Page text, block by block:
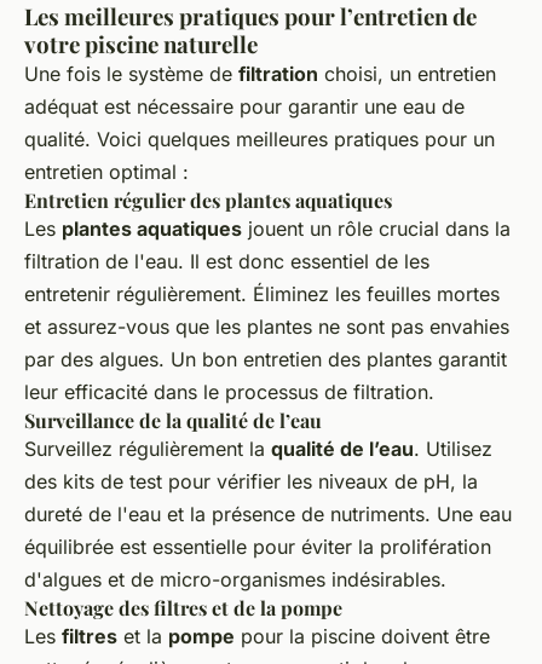
Les meilleures pratiques pour l’entretien de
votre piscine naturelle
Une fois le système de filtration choisi, un entretien
adéquat est nécessaire pour garantir une eau de
qualité. Voici quelques meilleures pratiques pour un
entretien optimal :
Entretien régulier des plantes aquatiques
Les plantes aquatiques jouent un rôle crucial dans la
filtration de l'eau. Il est donc essentiel de les
entretenir régulièrement. Éliminez les feuilles mortes
et assurez-vous que les plantes ne sont pas envahies
par des algues. Un bon entretien des plantes garantit
leur efficacité dans le processus de filtration.
Surveillance de la qualité de l’eau
Surveillez régulièrement la qualité de l’eau. Utilisez
des kits de test pour vérifier les niveaux de pH, la
dureté de l'eau et la présence de nutriments. Une eau
équilibrée est essentielle pour éviter la prolifération
d'algues et de micro-organismes indésirables.
Nettoyage des filtres et de la pompe
Les filtres et la pompe pour la piscine doivent être